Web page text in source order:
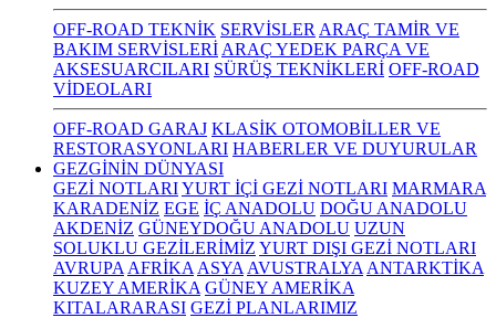
OFF-ROAD TEKNİK SERVİSLER ARAÇ TAMİR VE
BAKIM SERVİSLERİ ARAÇ YEDEK PARÇA VE
AKSESUARCILARI SÜRÜŞ TEKNİKLERİ OFF-ROAD
VİDEOLARI
OFF-ROAD GARAJ KLASİK OTOMOBİLLER VE
RESTORASYONLARI HABERLER VE DUYURULAR
GEZGİNİN DÜNYASI
GEZİ NOTLARIYURT İÇİ GEZİ NOTLARI MARMARA
KARADENİZ EGE İÇ ANADOLU DOĞU ANADOLU
AKDENİZ GÜNEYDOĞU ANADOLU UZUN
SOLUKLU GEZİLERİMİZ YURT DIŞI GEZİ NOTLARI
AVRUPA AFRİKA ASYA AVUSTRALYA ANTARKTİKA
KUZEY AMERİKA GÜNEY AMERİKA
KITALARARASI GEZİ PLANLARIMIZ